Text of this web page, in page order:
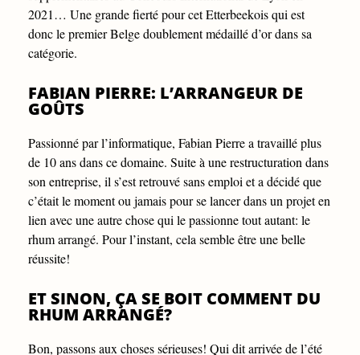
2021… Une grande fierté pour cet Etterbeekois qui est
donc le premier Belge doublement médaillé d’or dans sa
catégorie.
FABIAN PIERRE: L’ARRANGEUR DE
GOÛTS
Passionné par l’informatique, Fabian Pierre a travaillé plus
de 10 ans dans ce domaine. Suite à une restructuration dans
son entreprise, il s’est retrouvé sans emploi et a décidé que
c’était le moment ou jamais pour se lancer dans un projet en
lien avec une autre chose qui le passionne tout autant: le
rhum arrangé. Pour l’instant, cela semble être une belle
réussite!
ET SINON, ÇA SE BOIT COMMENT DU
RHUM ARRANGÉ?
Bon, passons aux choses sérieuses! Qui dit arrivée de l’été